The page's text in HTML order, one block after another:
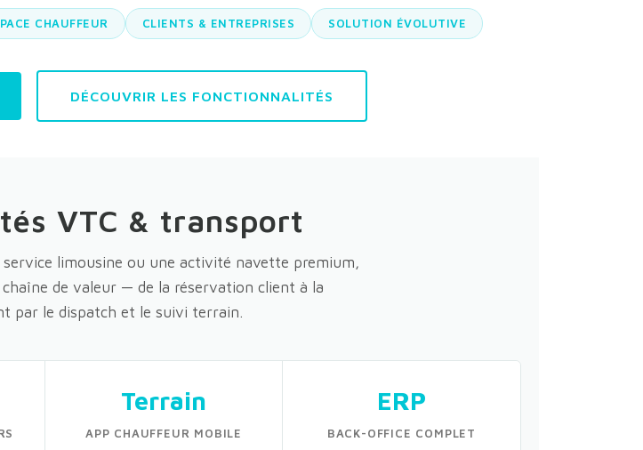
CHAUFFEUR CLIENTS & ENTREPRISES SOLUTION ÉVOLUTIVE
DÉCOUVRIR LES FONCTIONNALITÉS
VTC & transport
limousine ou une activité navette premium,
de valeur — de la réservation client à la
par le dispatch et le suivi terrain.
Terrain
APP CHAUFFEUR MOBILE
ERP
BACK-OFFICE COMPLET